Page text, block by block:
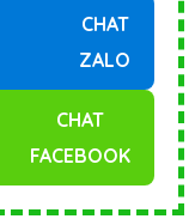
CHAT
ZALO
CHAT
FACEBOOK